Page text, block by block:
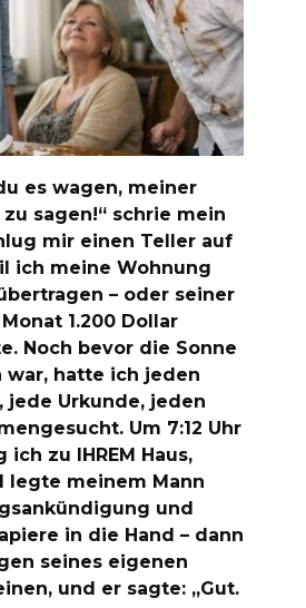
es wagen, meiner
zu sagen!“ schrie mein
mir einen Teller auf
ich meine Wohnung
– oder seiner
1.200 Dollar
Noch bevor die Sonne
war, hatte ich jeden
jede Urkunde, jeden
Um 7:12 Uhr
zu IHREM Haus,
legte meinem Mann
und
in die Hand – dann
seines eigenen
und er sagte: „Gut.